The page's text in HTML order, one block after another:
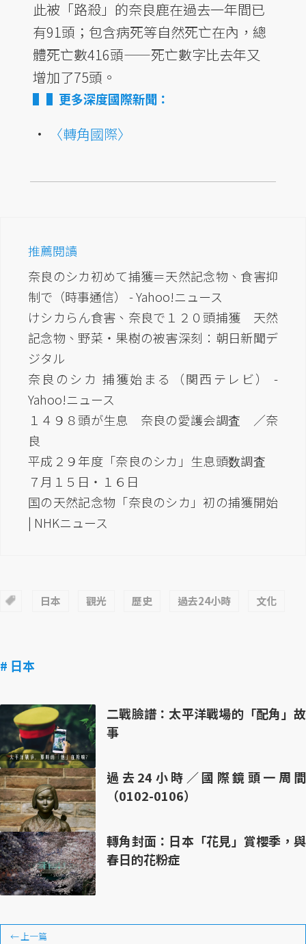
此被「路殺」的奈良鹿在過去一年間已
有91頭；包含病死等自然死亡在內，總
體死亡數416頭——死亡數字比去年又
增加了75頭。
▌更多深度國際新聞：
• 〈轉角國際〉
推薦閱讀
奈良のシカ初めて捕獲＝天然記念物、食害抑
制で（時事通信） - Yahoo!ニュース
けシカらん食害、奈良で１２０頭捕獲 天然
記念物、野菜・果樹の被害深刻：朝日新聞デ
ジタル
奈良のシカ 捕獲始まる（関西テレビ） -
Yahoo!ニュース
１４９８頭が生息 奈良の愛護会調査 ／奈
良
平成２９年度「奈良のシカ」生息頭数調査
７月１５日・１６日
国の天然記念物「奈良のシカ」初の捕獲開始
| NHKニュース
日本 觀光 歷史 過去24小時 文化
# 日本
二戰臉譜：太平洋戰場的「配角」故
事
過去24小時／國際鏡頭一周間
（0102-0106）
轉角封面：日本「花見」賞櫻季，與
春日的花粉症
←上一篇